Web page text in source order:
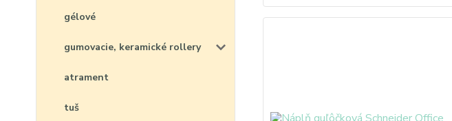
gélové
gumovacie, keramické rollery
atrament
tuš